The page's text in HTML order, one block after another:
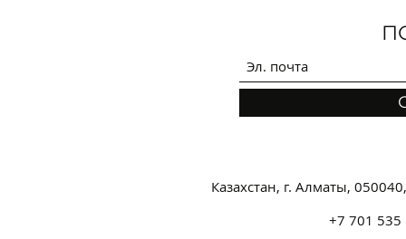
Казахстан, г. Алматы,
+7 701 535